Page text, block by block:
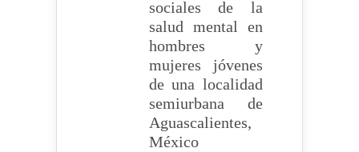
sociales de la
salud mental en
hombres y
mujeres jóvenes
de una localidad
semiurbana de
Aguascalientes,
México